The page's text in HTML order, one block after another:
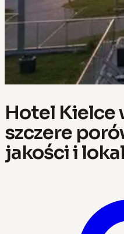
Hotel Kielce
szczere
jakości i